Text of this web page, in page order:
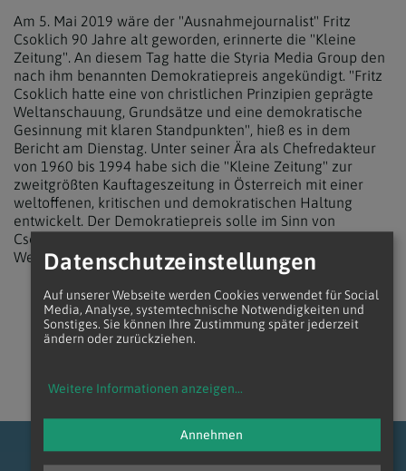
Am 5. Mai 2019 wäre der "Ausnahmejournalist" Fritz
Csoklich 90 Jahre alt geworden, erinnerte die "Kleine
Zeitung". An diesem Tag hatte die Styria Media Group den
nach ihm benannten Demokratiepreis angekündigt. "Fritz
Csoklich hatte eine von christlichen Prinzipien geprägte
Weltanschauung, Grundsätze und eine demokratische
Gesinnung mit klaren Standpunkten", hieß es in dem
Bericht am Dienstag. Unter seiner Ära als Chefredakteur
von 1960 bis 1994 habe sich die "Kleine Zeitung" zur
zweitgrößten Kauftageszeitung in Österreich mit einer
weltoffenen, kritischen und demokratischen Haltung
entwickelt. Der Demokratiepreis solle im Sinn von
Csoklichs Wirken "ein Signal für Haltung, Demokratie,
Werte und Weltoffenheit setzen".
zurück
Datenschutzeinstellungen
Auf unserer Webseite werden Cookies verwendet für Social
Media, Analyse, systemtechnische Notwendigkeiten und
Sonstiges. Sie können Ihre Zustimmung später jederzeit
ändern oder zurückziehen.
Weitere Informationen anzeigen...
Annehmen